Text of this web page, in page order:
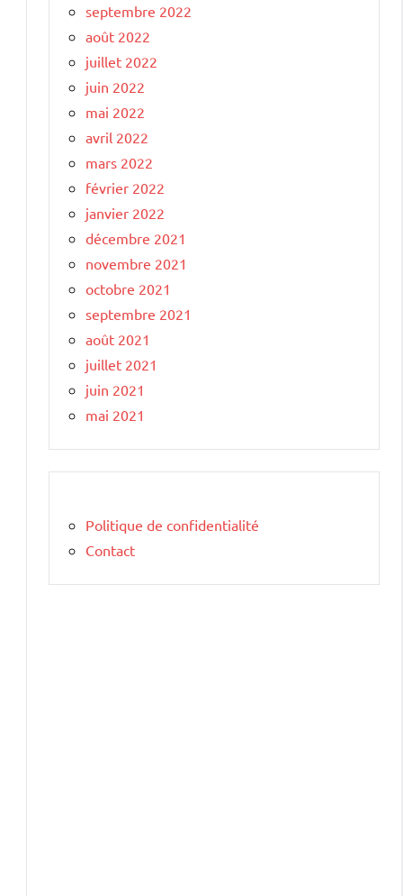
septembre 2022
août 2022
juillet 2022
juin 2022
mai 2022
avril 2022
mars 2022
février 2022
janvier 2022
décembre 2021
novembre 2021
octobre 2021
septembre 2021
août 2021
juillet 2021
juin 2021
mai 2021
Politique de confidentialité
Contact